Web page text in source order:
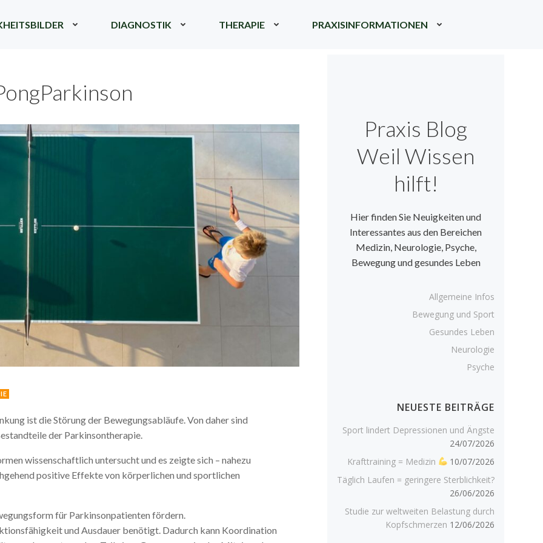
DIAGNOSTIK THERAPIE PRAXISINFORMATIONEN
ist die Störung der Bewegungsabläufe. Von daher sind
der Parkinsontherapie.
wissenschaftlich untersucht und es zeigte sich – nahezu
positive Effekte von körperlichen und sportlichen
für Parkinsonpatienten fördern.
und Ausdauer benötigt. Dadurch kann Koordination
Praxis Blog
Weil Wissen
hilft!
Hier finden Sie Neuigkeiten und
Interessantes aus den Bereichen
Medizin, Neurologie, Psyche,
Bewegung und gesundes Leben
Allgemeine Infos
Bewegung und Sport
Gesundes Leben
Neurologie
Psyche
NEUESTE BEITRÄGE
Sport lindert Depressionen und Ängste
24/07/2026
Krafttraining = Medizin
10/07/2026
Täglich Laufen = geringere Sterblichkeit?
26/06/2026
Studie zur weltweiten Belastung durch
Kopfschmerzen 12/06/2026